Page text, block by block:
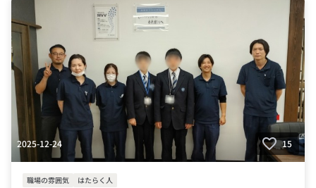
2025-12-24 15
職場の雰囲気 はたらく人